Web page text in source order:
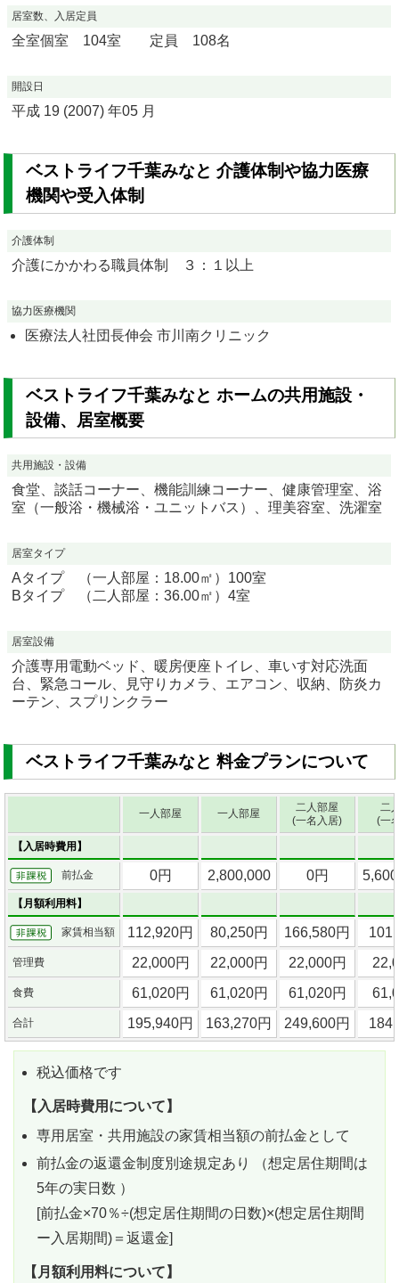
居室数、入居定員
全室個室 104室 定員 108名
開設日
平成 19 (2007) 年05 月
ベストライフ千葉みなと 介護体制や協力医療
機関や受入体制
介護体制
介護にかかわる職員体制 ３：１以上
協力医療機関
医療法人社団長伸会 市川南クリニック
ベストライフ千葉みなと ホームの共用施設・
設備、居室概要
共用施設・設備
食堂、談話コーナー、機能訓練コーナー、健康管理室、浴
室（一般浴・機械浴・ユニットバス）、理美容室、洗濯室
居室タイプ
Aタイプ （一人部屋：18.00㎡）100室
Bタイプ （二人部屋：36.00㎡）4室
居室設備
介護専用電動ベッド、暖房便座トイレ、車いす対応洗面
台、緊急コール、見守りカメラ、エアコン、収納、防炎カ
ーテン、スプリンクラー
ベストライフ千葉みなと 料金プランについて
一人部屋 一人部屋
二人部屋
(一名入居)
二
(一
【入居時費用】
前払金 0円 2,800,000 0円
【月額利用料】
家賃相当額 112,920円 80,250円 166,580円
管理費 22,000円 22,000円 22,000円
食費 61,020円 61,020円 61,020円
合計 195,940円 163,270円 249,600円
税込価格です
【入居時費用について】
専用居室・共用施設の家賃相当額の前払金として
前払金の返還金制度別途規定あり （想定居住期間は
5年の実日数 ）
[前払金×70％÷(想定居住期間の日数)×(想定居住期間
ー入居期間)＝返還金]
【月額利用料について】